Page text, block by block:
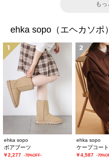
も
ehka sopo（エヘカソポ
1
ehka sopo
ボアブーツ
￥2,277 -70%OFF-
2
ehka sopo
ケープコート
￥4,587 -